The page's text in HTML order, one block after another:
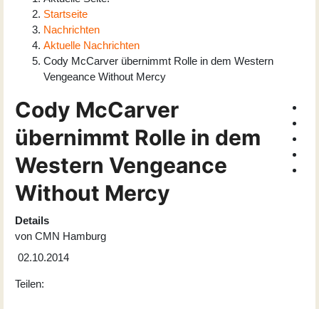
Startseite
Nachrichten
Aktuelle Nachrichten
Cody McCarver übernimmt Rolle in dem Western
Vengeance Without Mercy
Cody McCarver
übernimmt Rolle in dem
Western Vengeance
Without Mercy
Details
von CMN Hamburg
02.10.2014
Teilen: